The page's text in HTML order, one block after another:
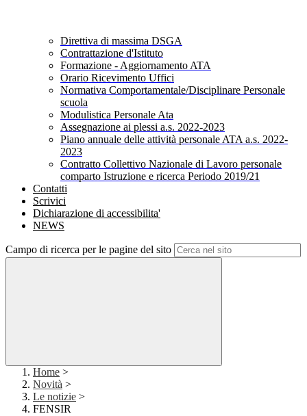
Direttiva di massima DSGA
Contrattazione d'Istituto
Formazione - Aggiornamento ATA
Orario Ricevimento Uffici
Normativa Comportamentale/Disciplinare Personale
scuola
Modulistica Personale Ata
Assegnazione ai plessi a.s. 2022-2023
Piano annuale delle attività personale ATA a.s. 2022-
2023
Contratto Collettivo Nazionale di Lavoro personale
comparto Istruzione e ricerca Periodo 2019/21
Contatti
Scrivici
Dichiarazione di accessibilita'
NEWS
Campo di ricerca per le pagine del sito
Home >
Novità >
Le notizie >
FENSIR